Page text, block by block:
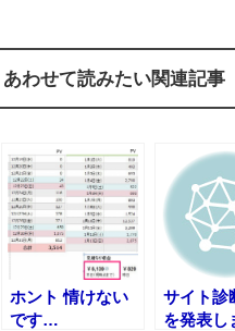
あわせて読みたい関連記事
ホント 情けない
です…
サイト診
を発表し